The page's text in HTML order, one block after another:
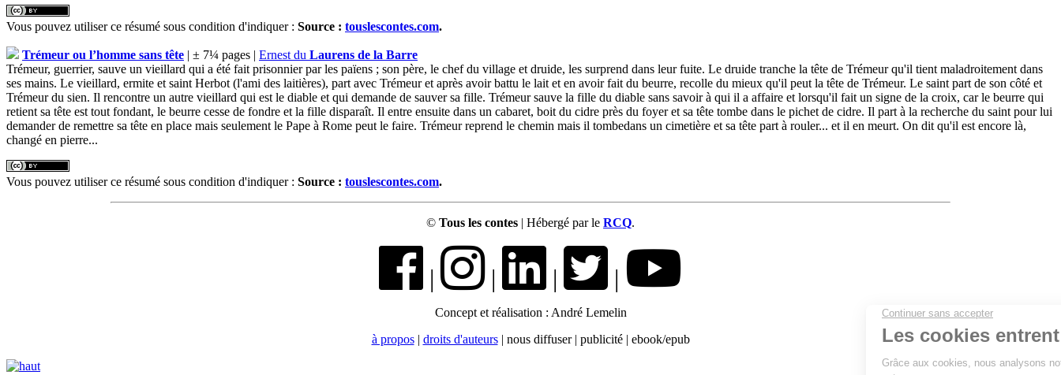
Vous pouvez utiliser ce résumé sous condition d'indiquer : Source : touslescontes.com.
Trémeur ou l’homme sans tête | ± 7¼ pages | Ernest du Laurens de la Barre
Trémeur, guerrier, sauve un vieillard qui a été fait prisonnier par les païens ; son père, le chef du village et druide, les surprend dans leur fuite. Le druide tranche la tête de Trémeur qu'il tient maladroitement dans
ses mains. Le vieillard, ermite et saint Herbot (l'ami des laitières), part avec Trémeur et après avoir battu le lait et en avoir fait du beurre, recolle du mieux qu'il peut la tête de Trémeur. Le saint part de son côté et
Trémeur du sien. Il rencontre un autre vieillard qui est le diable et qui demande de sauver sa fille. Trémeur sauve la fille du diable sans savoir à qui il a affaire et lorsqu'il fait un signe de la croix, car le beurre qui
retient sa tête est tout fondant, le beurre cesse de fondre et la fille disparaît. Il entre ensuite dans un cabaret, boit du cidre près du foyer et sa tête tombe dans le pichet de cidre. Il part à la recherche du saint pour lui
demander de remettre sa tête en place mais seulement le Pape à Rome peut le faire. Trémeur reprend le chemin mais il tombedans un cimetière et sa tête part à rouler... et il en meurt. On dit qu'il est encore là,
changé en pierre...
Vous pouvez utiliser ce résumé sous condition d'indiquer : Source : touslescontes.com.
© Tous les contes | Hébergé par le RCQ.
| | | |
Concept et réalisation : André Lemelin
à propos| droits d'auteurs| nous diffuser | publicité | ebook/epub